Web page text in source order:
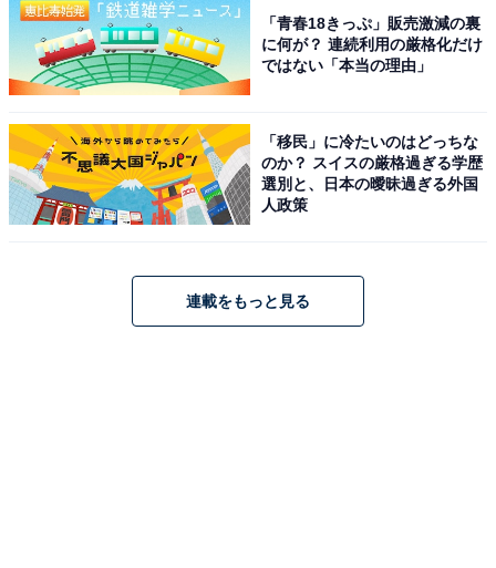
「青春18きっぷ」販売激減の裏
に何が？ 連続利用の厳格化だけ
ではない「本当の理由」
「移民」に冷たいのはどっちな
のか？ スイスの厳格過ぎる学歴
選別と、日本の曖昧過ぎる外国
人政策
連載をもっと見る